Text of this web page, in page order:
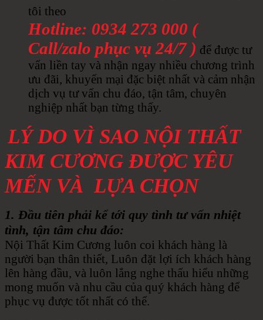
tôi theo
Hotline: 0934 273 000 (
Call/zalo phục vụ 24/7 ) để được tư
vấn liền tay và nhận ngay nhiều chương trình
ưu đãi, khuyến mại đặc biệt nhất và cảm nhận
dịch vụ tư vấn chu đáo, tận tâm, chuyên
nghiệp nhất bạn từng thấy.
LÝ DO VÌ SAO NỘI THẤT
KIM CƯƠNG ĐƯỢC YÊU
MẾN VÀ LỰA CHỌN
1. Đầu tiên phải kể tới quy tình tư vấn nhiệt
tình, tận tâm chu đáo:
Nội Thất Kim Cương luôn coi khách hàng là
người bạn thân thiết, Luôn đặt lợi ích khách hàng
lên hàng đầu, và luôn lắng nghe thấu hiểu những
mong muốn và nhu cầu của quý khách hàng để
phục vụ được tốt nhất có thể.